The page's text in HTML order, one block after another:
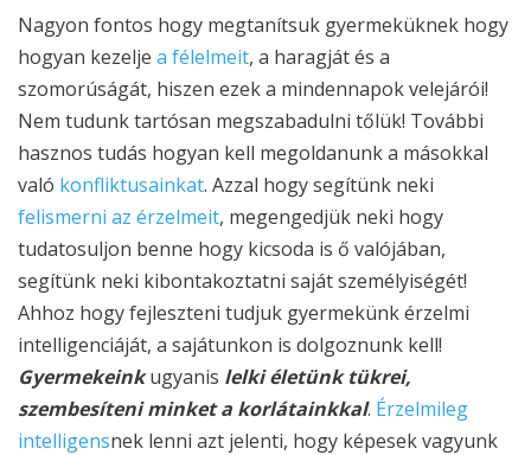
Nagyon fontos hogy megtanítsuk gyermeküknek hogy
hogyan kezelje a félelmeit, a haragját és a
szomorúságát, hiszen ezek a mindennapok velejárói!
Nem tudunk tartósan megszabadulni tőlük! További
hasznos tudás hogyan kell megoldanunk a másokkal
való konfliktusainkat. Azzal hogy segítünk neki
felismerni az érzelmeit, megengedjük neki hogy
tudatosuljon benne hogy kicsoda is ő valójában,
segítünk neki kibontakoztatni saját személyiségét!
Ahhoz hogy fejleszteni tudjuk gyermekünk érzelmi
intelligenciáját, a sajátunkon is dolgoznunk kell!
Gyermekeinkugyanis lelki életünk tükrei,
szembesíteni minket a korlátainkkal. Érzelmileg
intelligensnek lenni azt jelenti, hogy képesek vagyunk